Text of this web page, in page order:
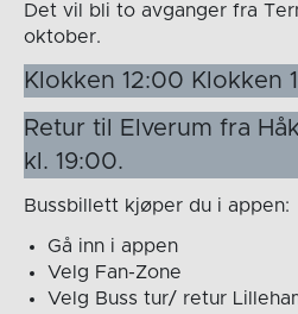
Det vil bli to avganger fra
oktober.
Klokken 12:00 Klokken
Retur til Elverum fra
kl. 19:00.
Bussbillett kjøper du i appen:
Gå inn i appen
Velg Fan-Zone
Velg Buss tur/ retur